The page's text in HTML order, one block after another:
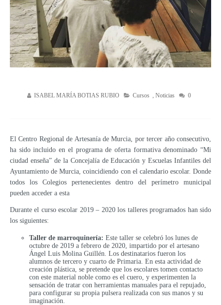
ISABEL MARÍA BOTIAS RUBIO Cursos Noticias 0
El Centro Regional de Artesanía de Murcia, por tercer año consecutivo,
ha sido incluido en el programa de oferta formativa denominado “Mi
ciudad enseña” de la Concejalía de Educación y Escuelas Infantiles del
Ayuntamiento de Murcia, coincidiendo con el calendario escolar. Donde
todos los Colegios pertenecientes dentro del perímetro municipal
pueden acceder a esta
Durante el curso escolar 2019 – 2020 los talleres programados han sido
los siguientes:
Taller de marroquinería: Este taller se celebró los lunes de
octubre de 2019 a febrero de 2020, impartido por el artesano
Ángel Luis Molina Guillén. Los destinatarios fueron los
alumnos de tercero y cuarto de Primaria. En esta actividad de
creación plástica, se pretende que los escolares tomen contacto
con este material noble como es el cuero, y experimenten la
sensación de tratar con herramientas manuales para el repujado,
para configurar su propia pulsera realizada con sus manos y su
imaginación.